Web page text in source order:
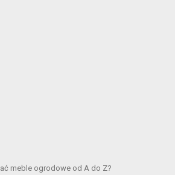
meble ogrodowe od A do Z?